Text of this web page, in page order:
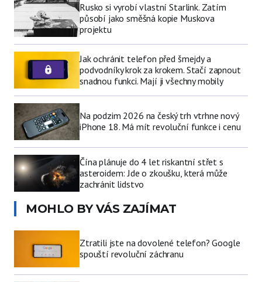
Rusko si vyrobí vlastní Starlink. Zatím
působí jako směšná kopie Muskova
projektu
Jak ochránit telefon před šmejdy a
podvodníky krok za krokem. Stačí zapnout
snadnou funkci. Mají ji všechny mobily
Na podzim 2026 na český trh vtrhne nový
iPhone 18. Má mít revoluční funkce i cenu
Čína plánuje do 4 let riskantní střet s
asteroidem: Jde o zkoušku, která může
zachránit lidstvo
MOHLO BY VÁS ZAJÍMAT
Ztratili jste na dovolené telefon? Google
spouští revoluční záchranu